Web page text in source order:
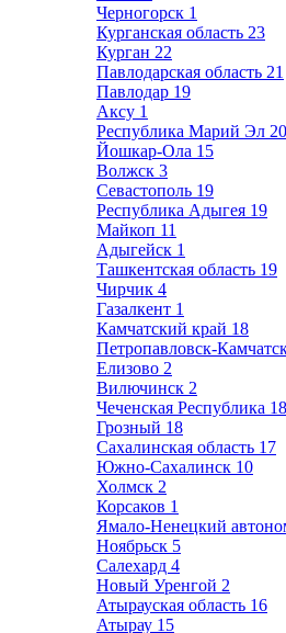
Черногорск 1
Курганская область 23
Курган 22
Павлодарская область 21
Павлодар 19
Аксу 1
Республика Марий Эл 20
Йошкар-Ола 15
Волжск 3
Севастополь 19
Республика Адыгея 19
Майкоп 11
Адыгейск 1
Ташкентская область 19
Чирчик 4
Газалкент 1
Камчатский край 18
Петропавловск-
Елизово 2
Вилючинск 2
Чеченская Республика 18
Грозный 18
Сахалинская область 17
Южно-Сахалинск 10
Холмск 2
Корсаков 1
Ямало-Ненецкий
Ноябрьск 5
Салехард 4
Новый Уренгой 2
Атырауская область 16
Атырау 15